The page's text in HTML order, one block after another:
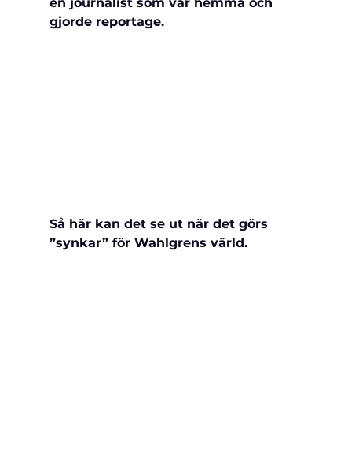
en journalist som var hemma och
gjorde reportage.
Så här kan det se ut när det görs
”synkar” för Wahlgrens värld.